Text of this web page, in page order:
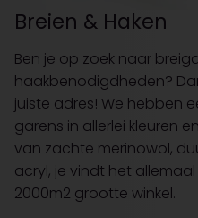
Breien & Haken
Ben je op zoek naar
haakbenodigdheden?
juiste adres! We hebben
garens in allerlei kleuren
van zachte merinowol,
acryl, je vindt het
2000m2 grootte winkel.